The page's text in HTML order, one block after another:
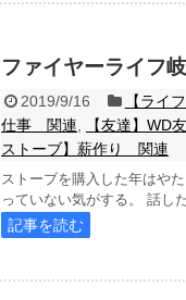
ファイヤーライフ
2019/9/16 【ライ
仕事 関連
【友達】WD
ストーブ】薪作り 関連
ストーブを購入した年はや
っていない気がする。 話し
記事を読む